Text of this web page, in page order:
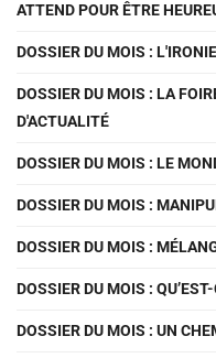
ATTEND POUR ÊTRE
DOSSIER DU MOIS :
DOSSIER DU MOIS : LA
D'ACTUALITÉ
DOSSIER DU MOIS : LE
DOSSIER DU MOIS :
DOSSIER DU MOIS :
DOSSIER DU MOIS :
DOSSIER DU MOIS : UN